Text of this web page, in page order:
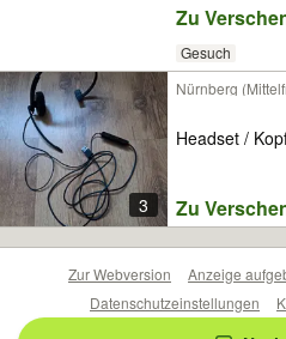
Zu
Gesuch
3
Nürnberg
Headset /
Zu
Zur Webversion Anzeige
Datenschutzeinstellungen
Barrierefreiheitserklärung